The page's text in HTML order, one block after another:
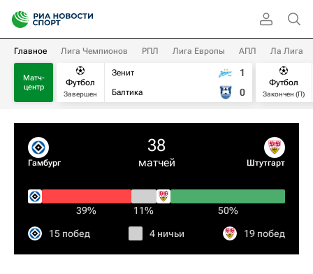
Главное Лига Чемпионов РПЛ Лига Европы АПЛ Ла Лига
Матч-
центр
Футбол
Завершен
Зенит
Балтика
1
0
Футбол
Закончен (П)
Гамбург
38
матчей Штутгарт
39% 11% 50%
15 побед 4 ничьи 19 побед